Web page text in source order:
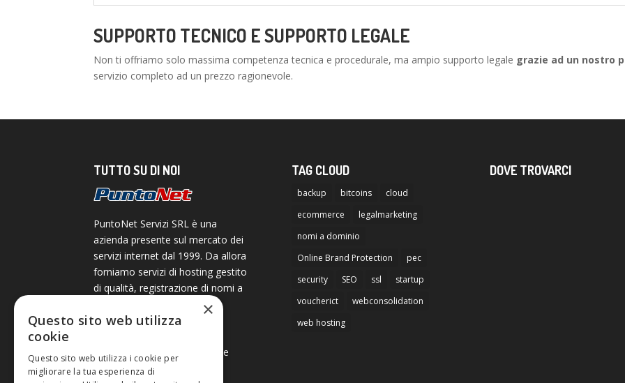
SUPPORTO TECNICO E SUPPORTO LEGALE
Non ti offriamo solo massima competenza tecnica e procedurale, ma ampio supporto legale grazie ad un nostro
servizio completo ad un prezzo ragionevole.
TUTTO SU DI NOI
PuntoNet Servizi SRL è una
azienda presente sul mercato dei
servizi internet dal 1999. Da allora
forniamo servizi di hosting gestito
di qualità, registrazione di nomi a
dominio ed online Brand
Protection internazionale.
applicazioni web e aiutiamo le
Aziende a integrare i sistemi
TAG CLOUD
backup bitcoins
cloud
ecommerce
legalmarketing
nomi a dominio
Online Brand Protection
pec
security
SEO ssl
startup
voucherict
webconsolidation
web hosting
DOVE TROVARCI
×
Questo sito web utilizza
cookie
Questo sito web utilizza i cookie per
migliorare la tua esperienza di